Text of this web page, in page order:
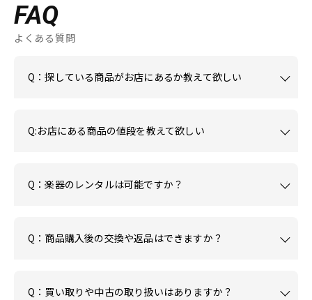
FAQ
よくある質問
Q：探している商品がお店にあるか教えて欲しい
Q:お店にある商品の値段を教えて欲しい
Q：楽器のレンタルは可能ですか？
Q：商品購入後の交換や返品はできますか？
Q：買い取りや中古の取り扱いはありますか？